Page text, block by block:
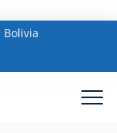
Bolivia